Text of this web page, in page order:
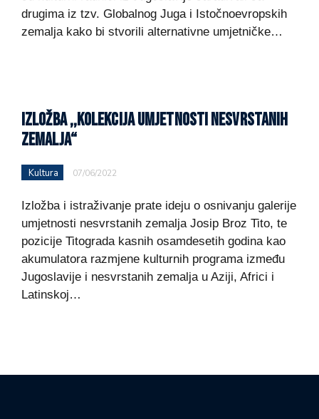
drugima iz tzv. Globalnog Juga i Istočnoevropskih
zemalja kako bi stvorili alternativne umjetničke…
IZLOŽBA ,,KOLEKCIJA UMJETNOSTI NESVRSTANIH
ZEMALJA“
Kultura 07/06/2022
Izložba i istraživanje prate ideju o osnivanju galerije
umjetnosti nesvrstanih zemalja Josip Broz Tito, te
pozicije Titograda kasnih osamdesetih godina kao
akumulatora razmjene kulturnih programa između
Jugoslavije i nesvrstanih zemalja u Aziji, Africi i
Latinskoj…